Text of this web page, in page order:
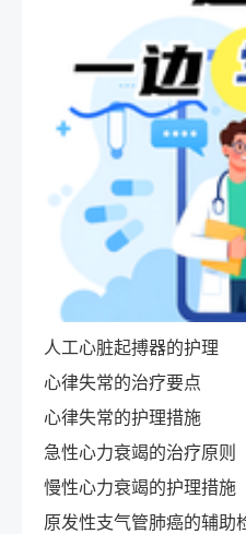
人工心脏起搏器的护理
心律失常的治疗要点
心律失常的护理措施
急性心力衰竭的治疗原则
慢性心力衰竭的护理措施
原发性支气管肺癌的辅助